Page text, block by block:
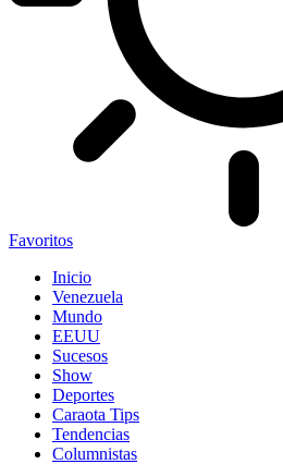
Favoritos
Inicio
Venezuela
Mundo
EEUU
Sucesos
Show
Deportes
Caraota Tips
Tendencias
Columnistas